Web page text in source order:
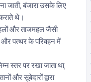
जाती, बंजारा उसके लिए
थे।
और ताजमहल जैसी
और पत्थर के परिवहन में
स्तर पर रखा जाता था,
और सूबेदारों द्वारा